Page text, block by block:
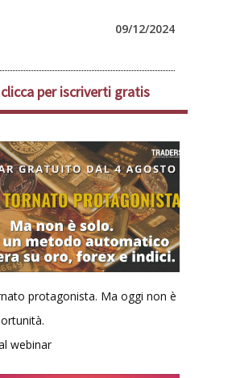
09/12/2024
per iscriverti gratis
protagonista. Ma oggi non è
webinar